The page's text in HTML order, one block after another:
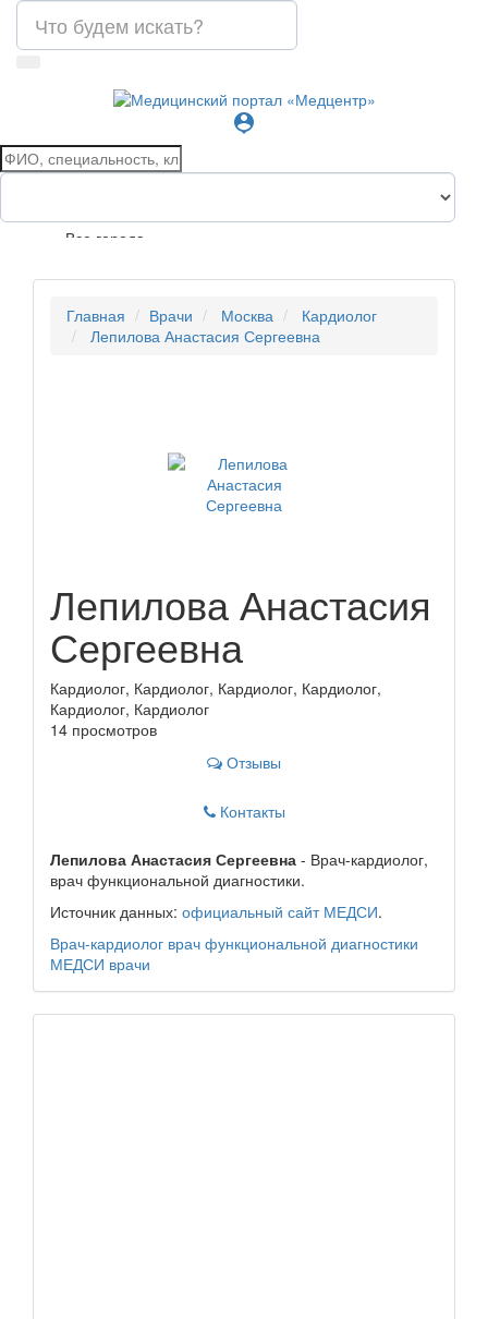
person_pin
Все города
Главная Врачи Москва
Кардиолог
Лепилова Анастасия Сергеевна
Лепилова Анастасия
Сергеевна
Кардиолог, Кардиолог, Кардиолог, Кардиолог,
Кардиолог, Кардиолог
14 просмотров
Отзывы
Контакты
Лепилова Анастасия Сергеевна - Врач-кардиолог,
врач функциональной диагностики.
Источник данных: официальный сайт МЕДСИ.
Врач-кардиолог врач функциональной диагностики
МЕДСИ врачи